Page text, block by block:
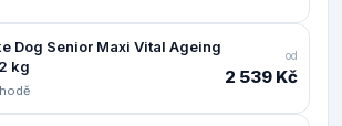
Dog Senior Maxi Vital Ageing
kg
od
2 539 Kč